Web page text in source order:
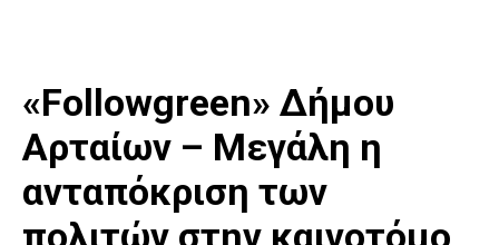
«Followgreen» Δήμου
Αρταίων – Μεγάλη η
ανταπόκριση των